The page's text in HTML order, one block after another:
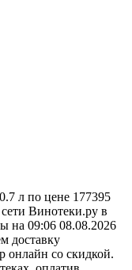
л по цене 177395
Винотеки.ру в
на 09:06 08.08.2026
доставку
онлайн со скидкой.